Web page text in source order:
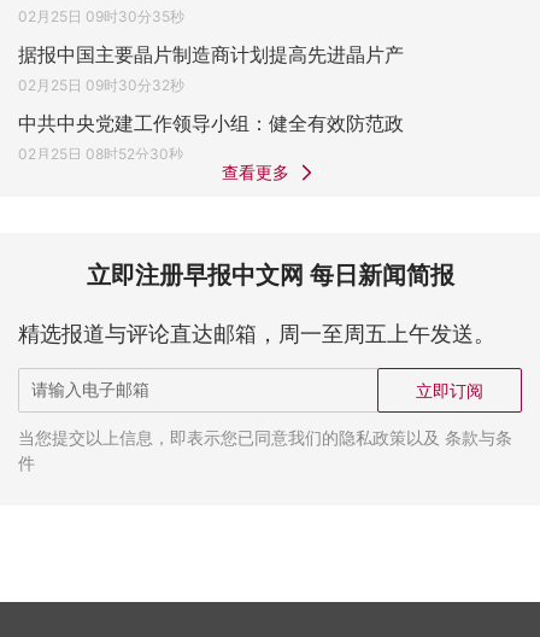
02月25日 09时30分35秒
据报中国主要晶片制造商计划提高先进晶片产
02月25日 09时30分32秒
中共中央党建工作领导小组：健全有效防范政
02月25日 08时52分30秒
查看更多
立即注册早报中文网 每日新闻简报
精选报道与评论直达邮箱，周一至周五上午发送。
立即订阅
当您提交以上信息，即表示您已同意我们的隐私政策以及 条款与条
件